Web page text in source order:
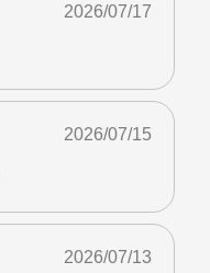
2026/07/17
2026/07/15
2026/07/13